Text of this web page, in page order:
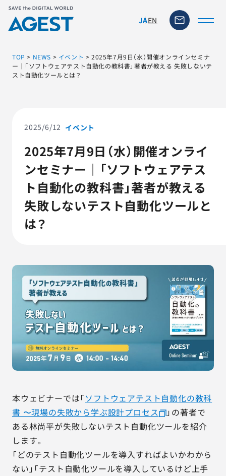
JAEN
脆弱性リスク管理ツール
TFACT (AIテストツール)
ニュース
AGESTの強み
事例紹介
品質コラム
会社情報
サービスお問い合わせ専用番号
03-6865-4864
（平日9:30〜18:00）
TOP > NEWS > イベント >2025年7月9日（水）開催オンラインセミナ
ー｜「ソフトウェアテスト自動化の教科書」著者が教える 失敗しないテ
スト自動化ツールとは？
2025/6/12 イベント
2025年7月9日（水）開催オンライ
ンセミナー｜「ソフトウェアテス
ト自動化の教科書」著者が教える
失敗しないテスト自動化ツールと
は？
本ウェビナーでは「ソフトウェアテスト自動化の教科
書 〜現場の失敗から学ぶ設計プロセス
」の著者で
ある林尚平が失敗しないテスト自動化ツールを紹介
します。
「どのテスト自動化ツールを導入すればよいかわから
ない」「テスト自動化ツールを導入しているけど上手